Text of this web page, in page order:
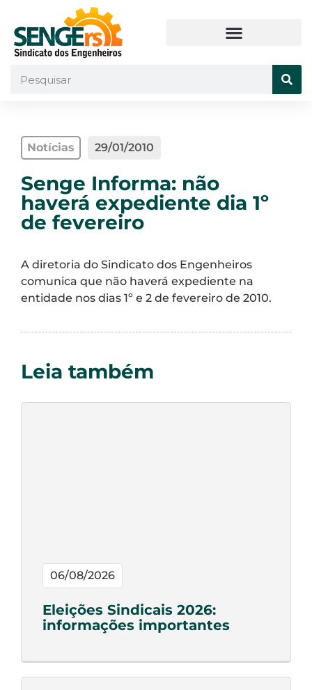
Notícias 29/01/2010
Senge Informa: não
haverá expediente dia 1º
de fevereiro
A diretoria do Sindicato dos Engenheiros
comunica que não haverá expediente na
entidade nos dias 1º e 2 de fevereiro de 2010.
Leia também
06/08/2026
Eleições Sindicais 2026:
informações importantes